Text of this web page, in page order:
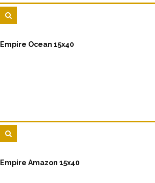
Empire Ocean 15x40
Empire Amazon 15x40